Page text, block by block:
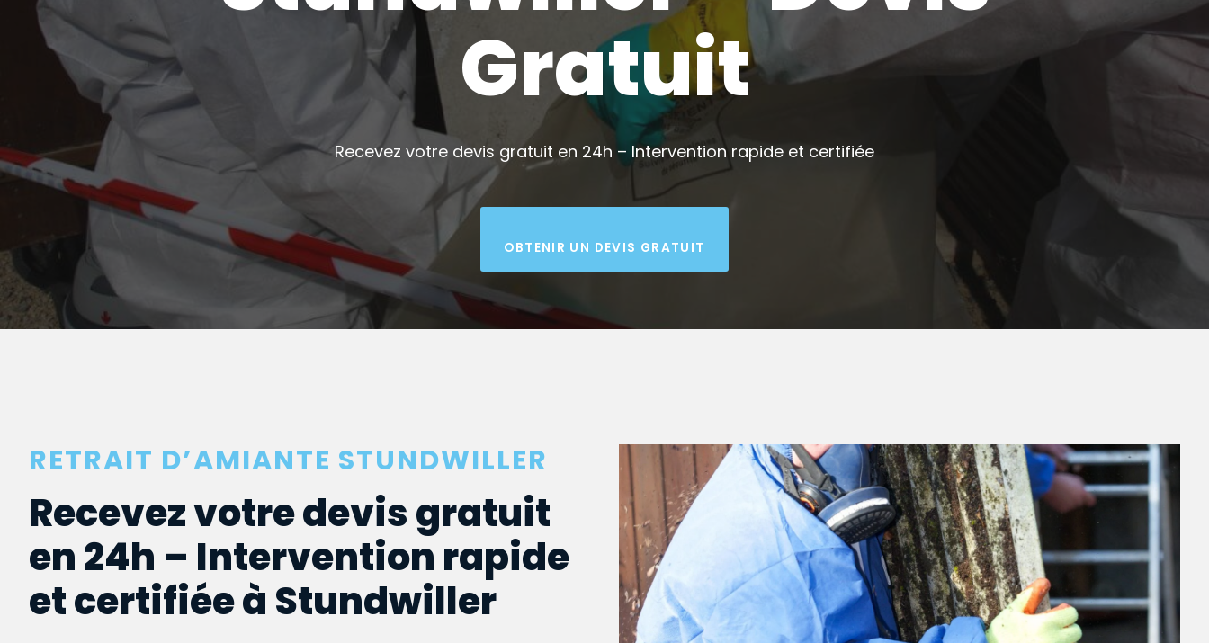
Gratuit
Recevez votre devis gratuit en 24h – Intervention rapide et certifiée
OBTENIR UN DEVIS GRATUIT
RETRAIT D’AMIANTE STUNDWILLER
Recevez votre devis gratuit
en 24h – Intervention rapide
et certifiée à Stundwiller